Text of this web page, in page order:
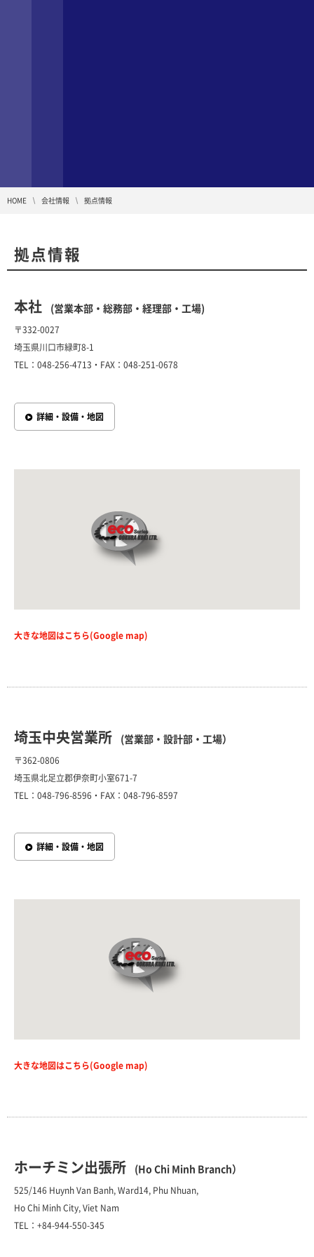
HOME 会社情報 拠点情報
拠点情報
本社 (営業本部・総務部・経理部・工場)
〒332-0027
埼玉県川口市緑町8-1
TEL：048-256-4713・FAX：048-251-0678
詳細・設備・地図
大きな地図はこちら(Google map)
埼玉中央営業所 (営業部・設計部・工場）
〒362-0806
埼玉県北足立郡伊奈町小室671-7
TEL：048-796-8596・FAX：048-796-8597
詳細・設備・地図
大きな地図はこちら(Google map)
ホーチミン出張所 (Ho Chi Minh Branch）
525/146 Huynh Van Banh, Ward14, Phu Nhuan,
Ho Chi Minh City, Viet Nam
TEL：+84-944-550-345